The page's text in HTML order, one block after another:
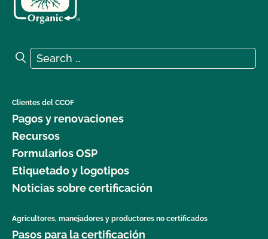
Search for:
Search
Clientes del CCOF
Pagos y renovaciones
Recursos
Formularios OSP
Etiquetado y logotipos
Noticias sobre certificación
Agricultores, manejadores y productores no certificados
Pasos para la certificación